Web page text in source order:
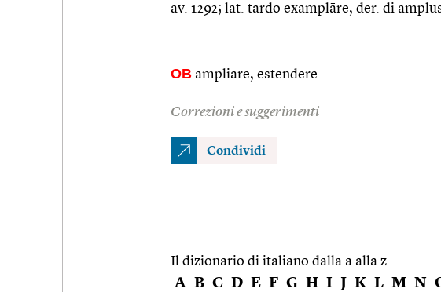
av. 1292; lat. tardo examplāre, der. di
OB ampliare, estendere
Correzioni e suggerimenti
Condividi
Il dizionario di italiano dalla a alla z
A B C D E F G H I J K L M N